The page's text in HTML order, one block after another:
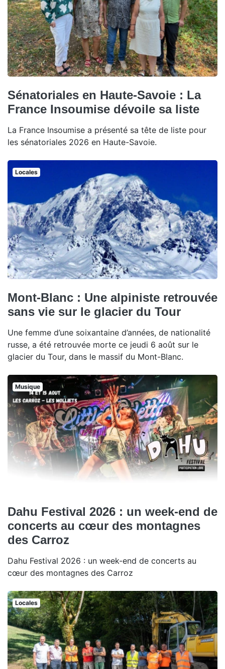
Sénatoriales en Haute-Savoie : La
France Insoumise dévoile sa liste
La France Insoumise a présenté sa tête de liste pour
les sénatoriales 2026 en Haute-Savoie.
Locales
Mont-Blanc : Une alpiniste retrouvée
sans vie sur le glacier du Tour
Une femme d’une soixantaine d’années, de nationalité
russe, a été retrouvée morte ce jeudi 6 août sur le
glacier du Tour, dans le massif du Mont-Blanc.
Musique
Dahu Festival 2026 : un week-end de
concerts au cœur des montagnes
des Carroz
Dahu Festival 2026 : un week-end de concerts au
cœur des montagnes des Carroz
Locales